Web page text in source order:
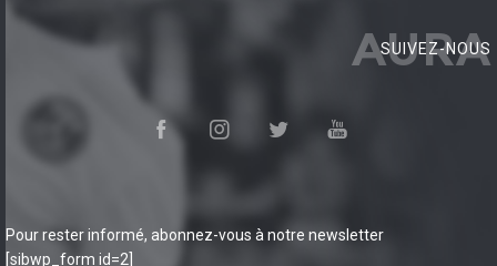
AURA
SUIVEZ-NOUS
Pour rester informé, abonnez-vous à notre newsletter
[sibwp_form id=2]